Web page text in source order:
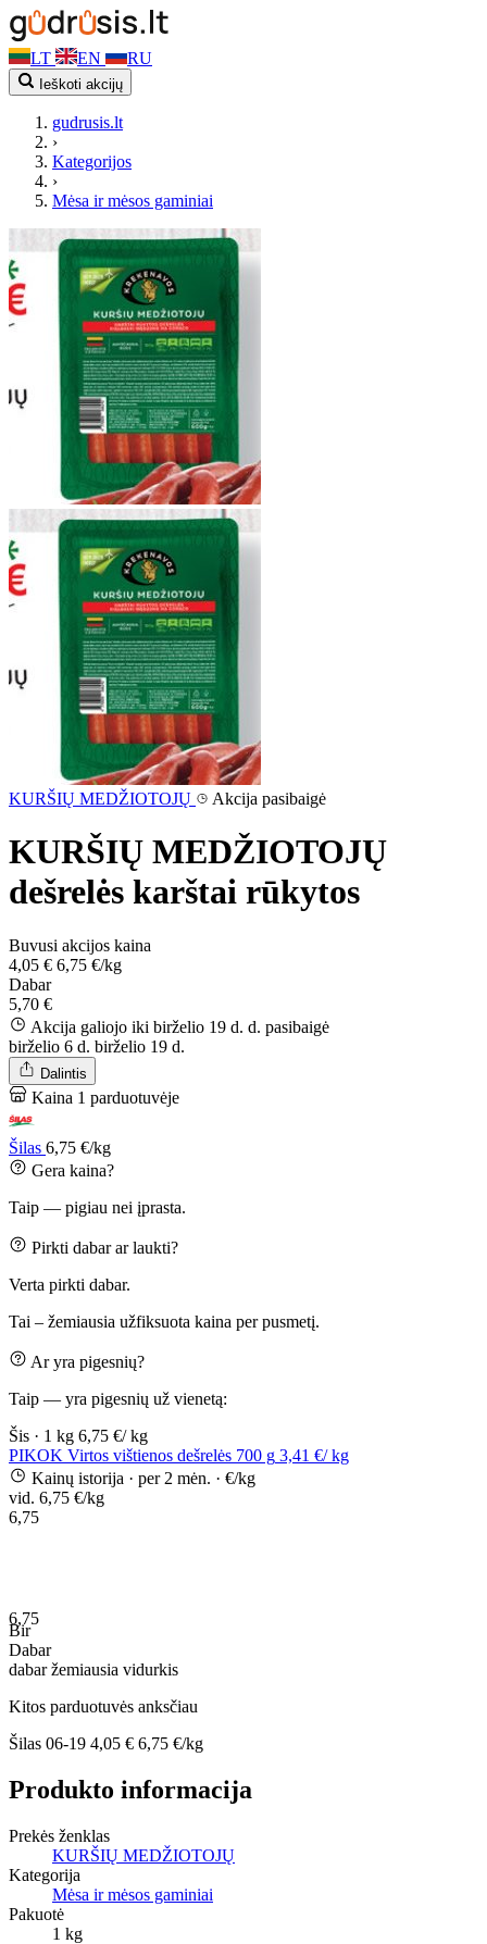
LT EN RU
Ieškoti akcijų
gudrusis.lt
›
Kategorijos
›
Mėsa ir mėsos gaminiai
KURŠIŲ MEDŽIOTOJŲ Akcija pasibaigė
KURŠIŲ MEDŽIOTOJŲ
dešrelės karštai rūkytos
Buvusi akcijos kaina
4,05 € 6,75 €/kg
Dabar
5,70 €
Akcija galiojo iki birželio 19 d. d. pasibaigė
birželio 6 d. birželio 19 d.
Dalintis
Kaina 1 parduotuvėje
Šilas 6,75 €/kg
Gera kaina?
Taip — pigiau nei įprasta.
Pirkti dabar ar laukti?
Verta pirkti dabar.
Tai – žemiausia užfiksuota kaina per pusmetį.
Ar yra pigesnių?
Taip — yra pigesnių už vienetą:
Šis · 1 kg 6,75 €/ kg
PIKOK Virtos vištienos dešrelės 700 g 3,41 €/ kg
Kainų istorija · per 2 mėn. · €/kg
vid. 6,75 €/kg
6,75
6,75
Bir
Dabar
dabaržemiausia vidurkis
Kitos parduotuvės anksčiau
Šilas 06-19 4,05 € 6,75 €/kg
Produkto informacija
Prekės ženklas
KURŠIŲ MEDŽIOTOJŲ
Kategorija
Mėsa ir mėsos gaminiai
Pakuotė
1 kg